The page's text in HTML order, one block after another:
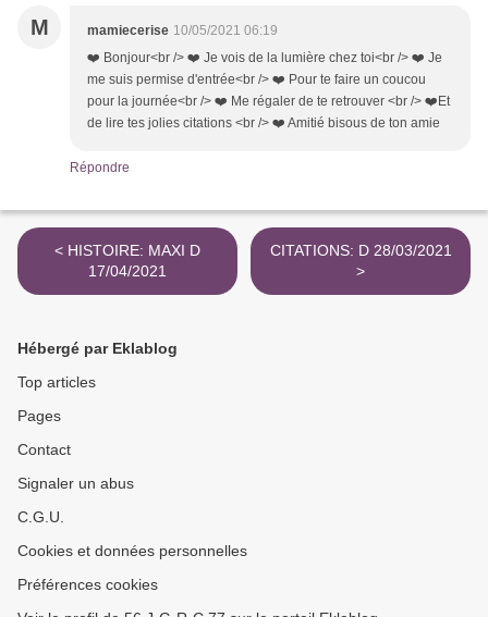
M mamiecerise 10/05/2021 06:19
❤️ Bonjour<br /> ❤️ Je vois de la lumière chez toi<br /> ❤️ Je
me suis permise d'entrée<br /> ❤️ Pour te faire un coucou
pour la journée<br /> ❤️ Me régaler de te retrouver <br /> ❤️Et
de lire tes jolies citations <br /> ❤️ Amitié bisous de ton amie
Répondre
< HISTOIRE: MAXI D
17/04/2021
CITATIONS: D 28/03/2021
>
Hébergé par Eklablog
Top articles
Pages
Contact
Signaler un abus
C.G.U.
Cookies et données personnelles
Préférences cookies